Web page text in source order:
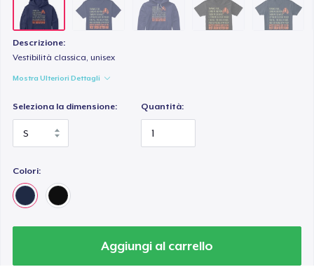
Descrizione:
Vestibilità classica, unisex
Mostra Ulteriori Dettagli
Seleziona la dimensione: Quantità:
Colori:
Aggiungi al carrello
Classic Tank Top
21,99 USD
Premium Tank Top
22,99 USD